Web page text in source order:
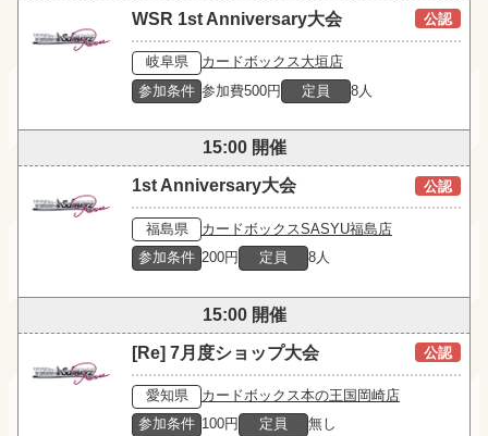
WSR 1st Anniversary大会 公認
岐阜県
カードボックス大垣店
参加条件 参加費500円 定員 8人
15:00 開催
1st Anniversary大会 公認
福島県
カードボックスSASYU福島店
参加条件 200円 定員 8人
15:00 開催
[Re] 7月度ショップ大会 公認
愛知県
カードボックス本の王国岡崎店
参加条件 100円 定員 無し